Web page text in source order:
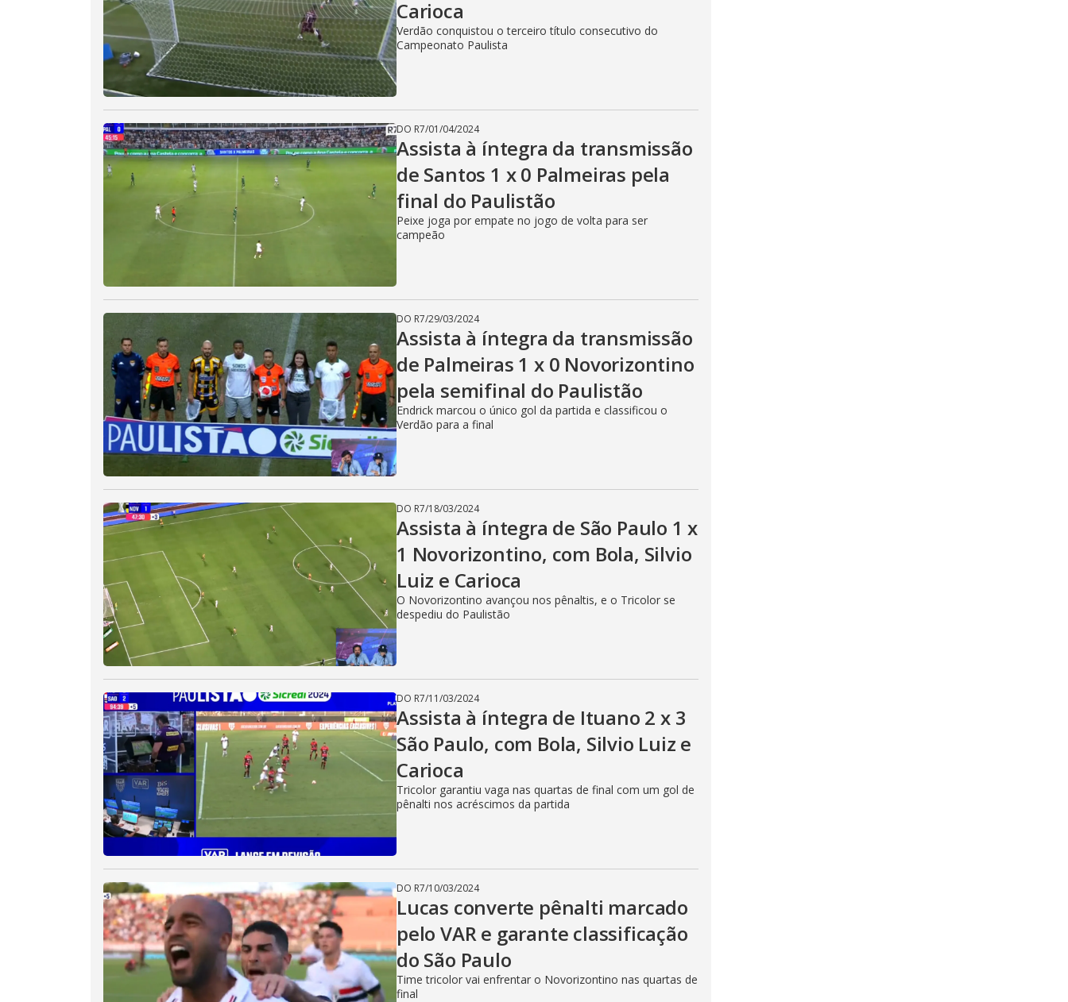
i
d
e
o
Carioca
Verdão conquistou o terceiro título consecutivo do
Campeonato Paulista
DO R7/01/04/2024
Assista à íntegra da transmissão
de Santos 1 x 0 Palmeiras pela
final do Paulistão
Peixe joga por empate no jogo de volta para ser
campeão
DO R7/29/03/2024
Assista à íntegra da transmissão
de Palmeiras 1 x 0 Novorizontino
pela semifinal do Paulistão
Endrick marcou o único gol da partida e classificou o
Verdão para a final
DO R7/18/03/2024
Assista à íntegra de São Paulo 1 x
1 Novorizontino, com Bola, Silvio
Luiz e Carioca
O Novorizontino avançou nos pênaltis, e o Tricolor se
despediu do Paulistão
DO R7/11/03/2024
Assista à íntegra de Ituano 2 x 3
São Paulo, com Bola, Silvio Luiz e
Carioca
Tricolor garantiu vaga nas quartas de final com um gol de
pênalti nos acréscimos da partida
DO R7/10/03/2024
Lucas converte pênalti marcado
pelo VAR e garante classificação
do São Paulo
Time tricolor vai enfrentar o Novorizontino nas quartas de
final